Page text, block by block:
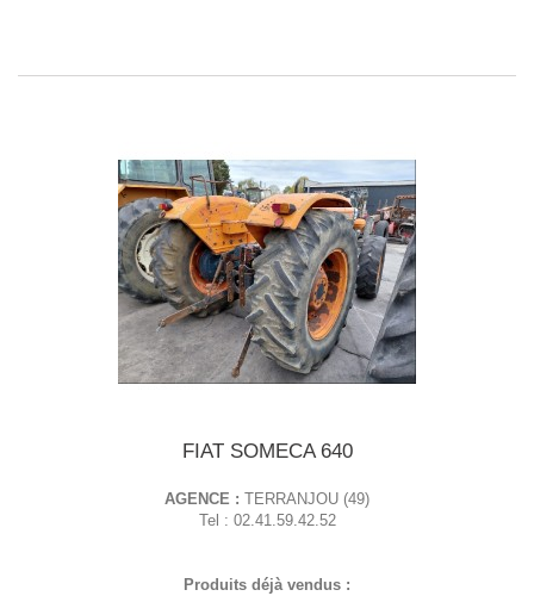
FIAT SOMECA 640
AGENCE : TERRANJOU (49)
Tel : 02.41.59.42.52
Produits déjà vendus :